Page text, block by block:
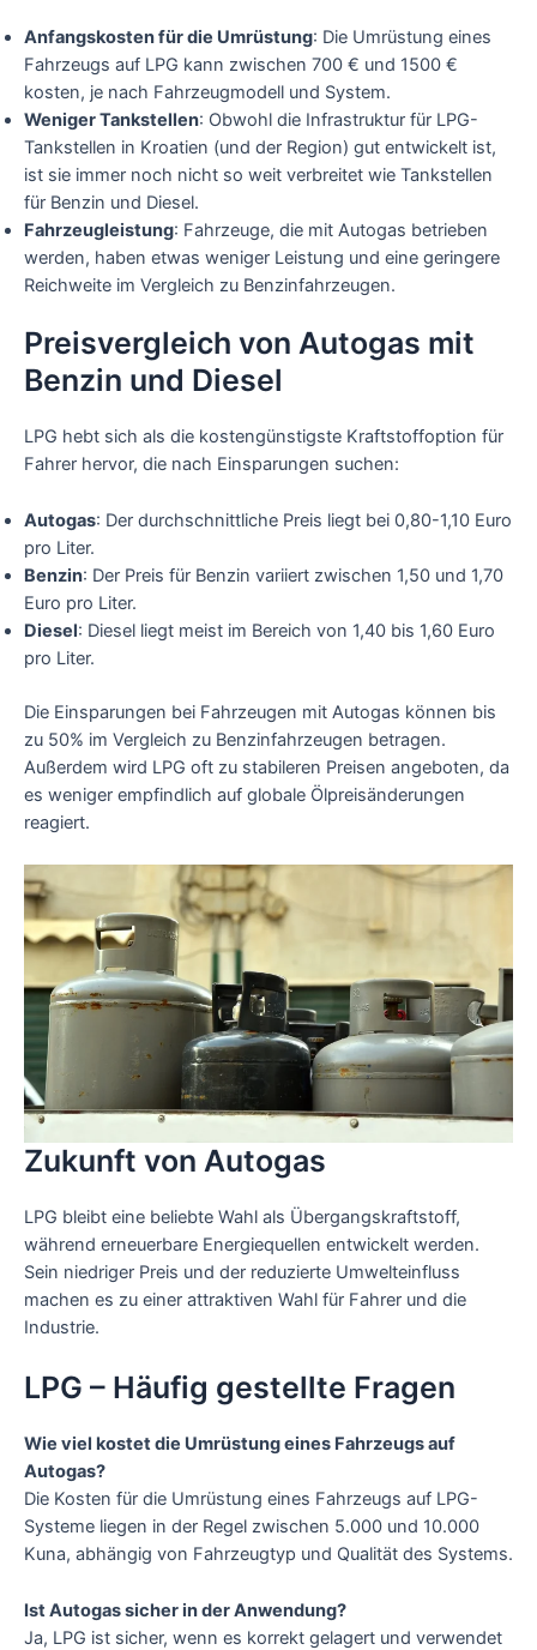
Anfangskosten für die Umrüstung: Die Umrüstung eines
Fahrzeugs auf LPG kann zwischen 700 € und 1500 €
kosten, je nach Fahrzeugmodell und System.
Weniger Tankstellen: Obwohl die Infrastruktur für LPG-
Tankstellen in Kroatien (und der Region) gut entwickelt ist,
ist sie immer noch nicht so weit verbreitet wie Tankstellen
für Benzin und Diesel.
Fahrzeugleistung: Fahrzeuge, die mit Autogas betrieben
werden, haben etwas weniger Leistung und eine geringere
Reichweite im Vergleich zu Benzinfahrzeugen.
Preisvergleich von Autogas mit
Benzin und Diesel
LPG hebt sich als die kostengünstigste Kraftstoffoption für
Fahrer hervor, die nach Einsparungen suchen:
Autogas: Der durchschnittliche Preis liegt bei 0,80-1,10 Euro
pro Liter.
Benzin: Der Preis für Benzin variiert zwischen 1,50 und 1,70
Euro pro Liter.
Diesel: Diesel liegt meist im Bereich von 1,40 bis 1,60 Euro
pro Liter.
Die Einsparungen bei Fahrzeugen mit Autogas können bis
zu 50% im Vergleich zu Benzinfahrzeugen betragen.
Außerdem wird LPG oft zu stabileren Preisen angeboten, da
es weniger empfindlich auf globale Ölpreisänderungen
reagiert.
Zukunft von Autogas
LPG bleibt eine beliebte Wahl als Übergangskraftstoff,
während erneuerbare Energiequellen entwickelt werden.
Sein niedriger Preis und der reduzierte Umwelteinfluss
machen es zu einer attraktiven Wahl für Fahrer und die
Industrie.
LPG – Häufig gestellte Fragen
Wie viel kostet die Umrüstung eines Fahrzeugs auf
Autogas?
Die Kosten für die Umrüstung eines Fahrzeugs auf LPG-
Systeme liegen in der Regel zwischen 5.000 und 10.000
Kuna, abhängig von Fahrzeugtyp und Qualität des Systems.
Ist Autogas sicher in der Anwendung?
Ja, LPG ist sicher, wenn es korrekt gelagert und verwendet